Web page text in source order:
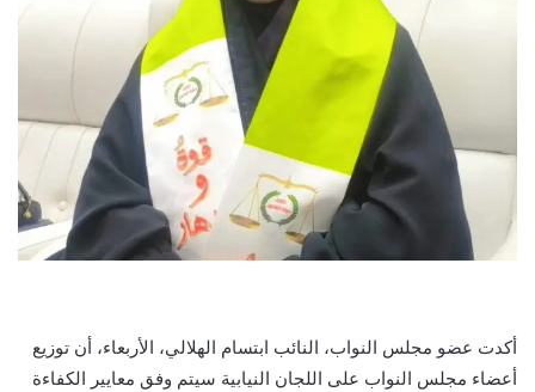
أكدت عضو مجلس النواب، النائب ابتسام الهلالي، الأربعاء، أن توزيع
أعضاء مجلس النواب على اللجان النيابية سيتم وفق معايير الكفاءة